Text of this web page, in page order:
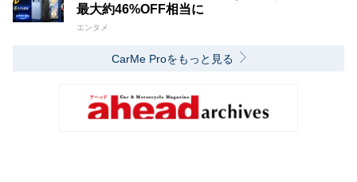
最大約46%OFF相当に
エンタメ
CarMe Proをもっと見る